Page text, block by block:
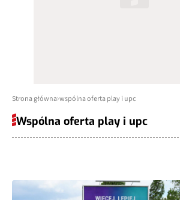
Strona główna wspólna oferta play i upc
Wspólna oferta play i upc